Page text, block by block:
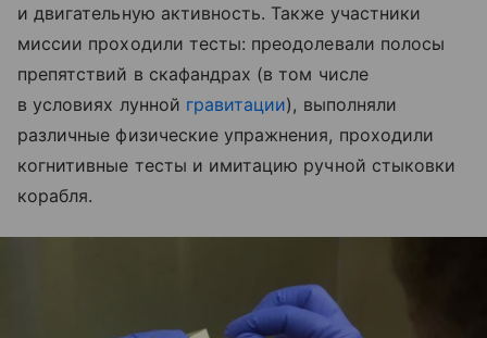
и двигательную активность. Также участники
миссии проходили тесты: преодолевали полосы
препятствий в скафандрах (в том числе
в условиях лунной гравитации), выполняли
различные физические упражнения, проходили
когнитивные тесты и имитацию ручной стыковки
корабля.